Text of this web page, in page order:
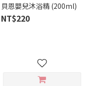
貝恩嬰兒沐浴精 (200ml)
NT$220